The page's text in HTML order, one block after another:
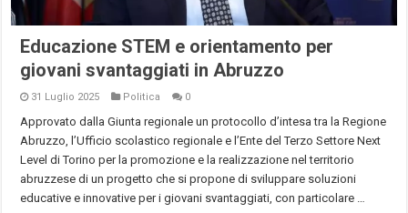
Educazione STEM e orientamento per
giovani svantaggiati in Abruzzo
31 Luglio 2025 Politica 0
Approvato dalla Giunta regionale un protocollo d’intesa tra la Regione
Abruzzo, l’Ufficio scolastico regionale e l’Ente del Terzo Settore Next
Level di Torino per la promozione e la realizzazione nel territorio
abruzzese di un progetto che si propone di sviluppare soluzioni
educative e innovative per i giovani svantaggiati, con particolare …